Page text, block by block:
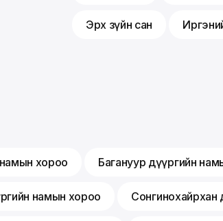
Эрх зүйн сан
хороо Багануур дүүргийн
намын хороо Сонгинохайрхан